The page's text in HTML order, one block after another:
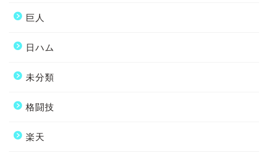
巨人
日ハム
未分類
格闘技
楽天